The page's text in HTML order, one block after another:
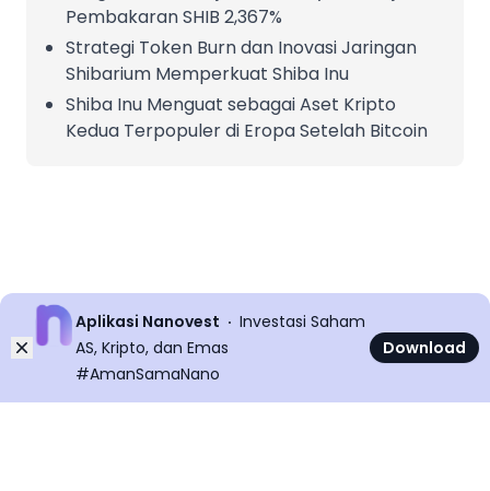
Pembakaran SHIB 2,367%
Strategi Token Burn dan Inovasi Jaringan
Shibarium Memperkuat Shiba Inu
Shiba Inu Menguat sebagai Aset Kripto
Kedua Terpopuler di Eropa Setelah Bitcoin
Dismiss
Aplikasi Nanovest
Investasi Saham
AS, Kripto, dan Emas
#AmanSamaNano
Download